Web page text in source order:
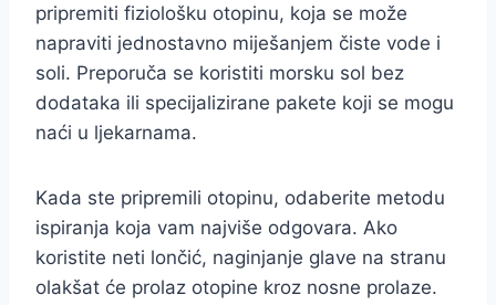
pripremiti fiziološku otopinu, koja se može
napraviti jednostavno miješanjem čiste vode i
soli. Preporuča se koristiti morsku sol bez
dodataka ili specijalizirane pakete koji se mogu
naći u ljekarnama.
Kada ste pripremili otopinu, odaberite metodu
ispiranja koja vam najviše odgovara. Ako
koristite neti lončić, naginjanje glave na stranu
olakšat će prolaz otopine kroz nosne prolaze.